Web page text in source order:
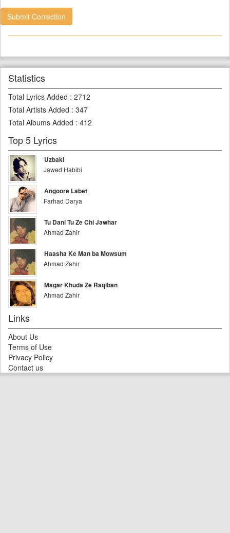
Submit Correction
Statistics
Total Lyrics Added : 2712
Total Artists Added : 347
Total Albums Added : 412
Top 5 Lyrics
Uzbaki
Jawed Habibi
Angoore Labet
Farhad Darya
Tu Dani Tu Ze Chi Jawhar
Ahmad Zahir
Haasha Ke Man ba Mowsum
Ahmad Zahir
Magar Khuda Ze Raqiban
Ahmad Zahir
Links
About Us
Terms of Use
Privacy Policy
Contact us